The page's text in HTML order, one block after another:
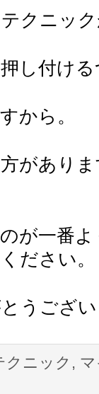
クニッ
し付け
から。
があり
が一番
ださい。
うござ
クニック ,